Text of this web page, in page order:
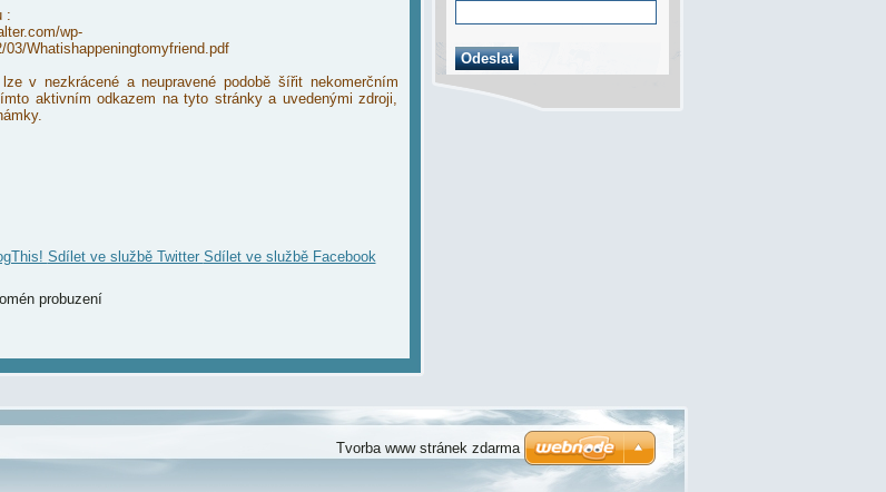
:
wp-
03/Whatishappeningtomyfriend.pdf
v nezkrácené a neupravené podobě šířit nekomerčním
aktivním odkazem na tyto stránky a uvedenými zdroji,
Sdílet ve službě Twitter Sdílet ve službě Facebook
probuzení
Tvorba www stránek zdarma